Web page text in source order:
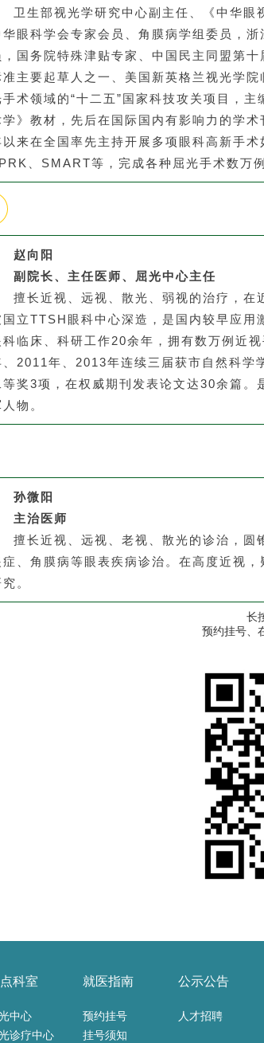
卫生部视光学研究中心副主任、《中华眼
华眼科学会专家会员、角膜病学组委员，
，国务院特殊津贴专家、中国民主同盟第
准主要起草人之一、美国新英格兰视光学
手术领域的“十二五”国家科技攻关项目，
学》教材，先后在国际国内有影响力的学
以来在全国率先主持开展多项眼科高新手术
、SMART等，完成各种屈光手术数万例
赵向阳
副院长、主任医师、屈光中心主任
擅长近视、远视、散光、弱视的治疗，在
国立TTSH眼科中心深造，是国内较早应用
科临床、科研工作20余年，拥有数万例近
、2011年、2013年连续三届获市自然科学
等奖3项，在权威期刊发表论文达30余篇。
物。
孙微阳
主治医师
擅长近视、远视、老视、散光的诊治，圆
症、角膜病等眼表疾病诊治。在高度近视
。
长
预约挂号、
科室
中心
诊疗中心
就医指南
预约挂号
挂号须知
公示公告
人才招聘